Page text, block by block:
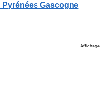
Gascogne
Affichage